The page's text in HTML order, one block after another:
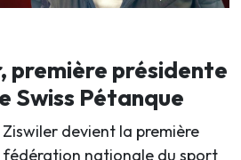
première présidente
Swiss Pétanque
Ziswiler devient la première
fédération nationale du sport